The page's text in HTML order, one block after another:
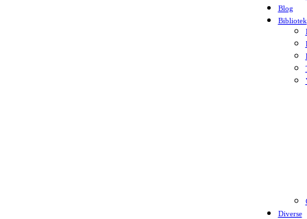
Blog
Bibliotek
Diverse